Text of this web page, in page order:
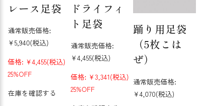
レース足袋
通常販売価格:
¥5,940(税込)
価格: ¥4,455(税込)
25%OFF
在庫を確認する
ドライフィ
ト足袋
通常販売価格:
¥4,455(税込)
価格: ¥3,341(税込)
25%OFF
踊り用足袋
（5枚こは
ぜ）
通常販売価格:
¥4,070(税込)